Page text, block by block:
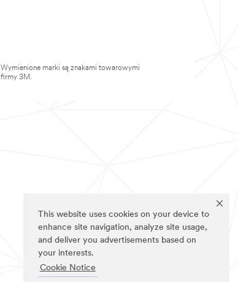
This website uses cookies on your device to
enhance site navigation, analyze site usage,
and deliver you advertisements based on
your interests.
Cookie Notice
Wymienione marki są znakami towarowymi
firmy 3M.